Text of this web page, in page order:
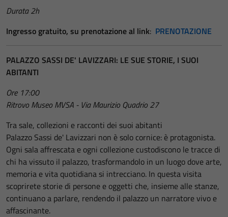
Durata 2h
Ingresso gratuito, su prenotazione al link: PRENOTAZIONE
PALAZZO SASSI DE' LAVIZZARI: LE SUE STORIE, I SUOI
ABITANTI
Ore 17:00
Ritrovo Museo MVSA - Via Maurizio Quadrio 27
Tra sale, collezioni e racconti dei suoi abitanti
Palazzo Sassi de' Lavizzari non è solo cornice: è protagonista.
Ogni sala affrescata e ogni collezione custodiscono le tracce di
chi ha vissuto il palazzo, trasformandolo in un luogo dove arte,
memoria e vita quotidiana si intrecciano. In questa visita
scoprirete storie di persone e oggetti che, insieme alle stanze,
continuano a parlare, rendendo il palazzo un narratore vivo e
affascinante.